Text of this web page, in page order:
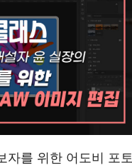
자를 위한 어도비 포토